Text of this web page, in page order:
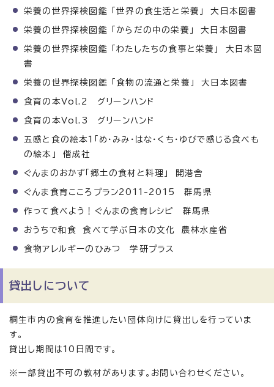
栄養の世界探検図鑑 「世界の食生活と栄養」 大日本図書
栄養の世界探検図鑑 「からだの中の栄養」 大日本図書
栄養の世界探検図鑑 「わたしたちの食事と栄養」 大日本図
書
栄養の世界探検図鑑 「食物の流通と栄養」 大日本図書
食育の本Vol.2 グリーンハンド
食育の本Vol.3 グリーンハンド
五感と食の絵本1「め・みみ・はな・くち・ゆびで感じる食べも
の絵本」 偕成社
ぐんまのおかず「郷土の食材と料理」 開港舎
ぐんま食育こころプラン2011-2015 群馬県
作って食べよう！ぐんまの食育レシピ 群馬県
おうちで和食 食べて学ぶ日本の文化 農林水産省
食物アレルギーのひみつ 学研プラス
貸出しについて
桐生市内の食育を推進したい団体向けに貸出しを行っていま
す。
貸出し期間は10日間です。
※一部貸出不可の教材があります。お問い合わせください。